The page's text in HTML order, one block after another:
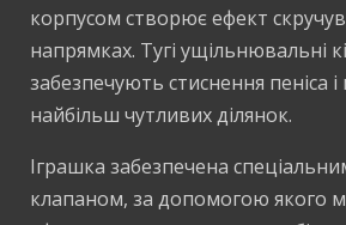
корпусом створює ефект
напрямках. Тугі ущільнювальні
забезпечують стиснення пеніса
найбільш чутливих ділянок.
Іграшка забезпечена
клапаном, за допомогою якого